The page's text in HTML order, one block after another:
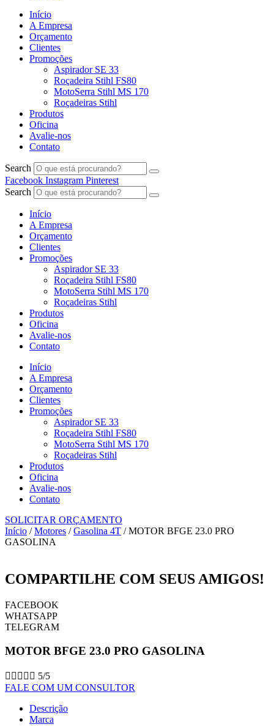
Início
A Empresa
Orçamento
Clientes
Promoções
Aspirador SE 33
Roçadeira Stihl FS80
MotoSerra Stihl MS 170
Roçadeiras Stihl
Produtos
Oficina
Avalie-nos
Contato
Search
Facebook Instagram Pinterest
Search
Início
A Empresa
Orçamento
Clientes
Promoções
Aspirador SE 33
Roçadeira Stihl FS80
MotoSerra Stihl MS 170
Roçadeiras Stihl
Produtos
Oficina
Avalie-nos
Contato
Início
A Empresa
Orçamento
Clientes
Promoções
Aspirador SE 33
Roçadeira Stihl FS80
MotoSerra Stihl MS 170
Roçadeiras Stihl
Produtos
Oficina
Avalie-nos
Contato
SOLICITAR ORÇAMENTO
Início /Motores /Gasolina 4T / MOTOR BFGE 23.0 PRO
GASOLINA
COMPARTILHE COM SEUS AMIGOS!
FACEBOOK
WHATSAPP
TELEGRAM
MOTOR BFGE 23.0 PRO GASOLINA
     5/5
FALE COM UM CONSULTOR
Descrição
Marca